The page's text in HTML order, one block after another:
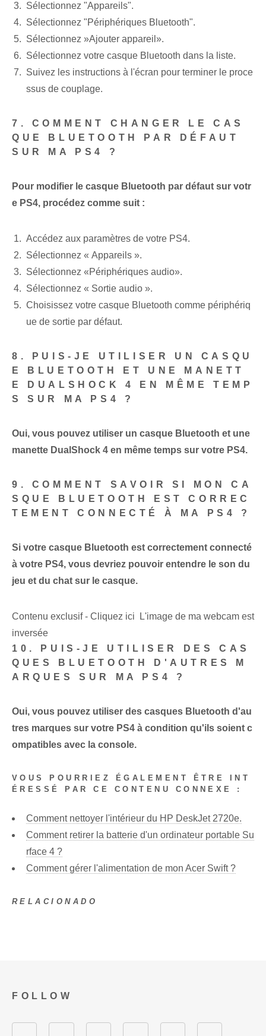
Sélectionnez "Appareils".
Sélectionnez "Périphériques Bluetooth".
Sélectionnez ‍»Ajouter ⁤appareil».
Sélectionnez votre casque Bluetooth dans la liste.
Suivez les instructions à l'écran pour terminer le proce
ssus de couplage.
7. COMMENT CHANGER LE CAS
QUE BLUETOOTH PAR DÉFAUT
SUR MA PS4 ?
Pour modifier le casque Bluetooth par défaut sur votr
e PS4, procédez comme suit :
Accédez aux paramètres de votre PS4.
Sélectionnez​ « Appareils ».
Sélectionnez‌ «Périphériques audio».
Sélectionnez « Sortie audio ».
Choisissez votre casque Bluetooth comme périphériq
ue de sortie par défaut.
8. PUIS-JE UTILISER UN CASQU
E BLUETOOTH ET UNE MANETT
E DUALSHOCK 4 EN MÊME TEMP
S SUR MA PS4 ?
Oui, vous pouvez utiliser un casque Bluetooth et une
manette DualShock 4 en même temps sur votre PS4.
9. COMMENT SAVOIR SI MON CA
SQUE BLUETOOTH EST CORREC
TEMENT CONNECTÉ À MA PS4 ?
Si votre casque Bluetooth est correctement connecté
à votre PS4, vous devriez pouvoir entendre le son du
jeu et du chat sur le casque.
Contenu exclusif - Cliquez ici L'image de ma webcam est
inversée
10. PUIS-JE UTILISER DES CAS
QUES BLUETOOTH D'AUTRES M
ARQUES SUR MA PS4 ?
Oui, vous pouvez utiliser des casques Bluetooth d'au
tres marques sur votre PS4 à condition qu'ils soient c
ompatibles avec la console.
VOUS POURRIEZ ÉGALEMENT ÊTRE INT
ÉRESSÉ PAR CE CONTENU CONNEXE :
Comment nettoyer l'intérieur du HP DeskJet 2720e.
Comment retirer la batterie d'un ordinateur portable Su
rface 4 ?
Comment gérer l'alimentation de mon Acer Swift ?
RELACIONADO
FOLLOW